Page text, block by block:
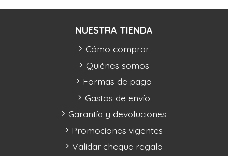
NUESTRA TIENDA
Cómo comprar
Quiénes somos
Formas de pago
Gastos de envío
Garantía y devoluciones
Promociones vigentes
Validar cheque regalo